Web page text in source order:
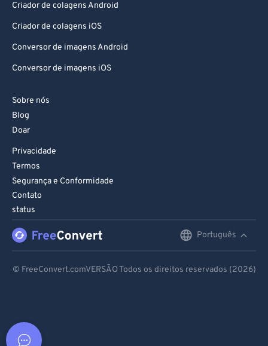
Criador de colagens Android
Criador de colagens iOS
Conversor de imagens Android
Conversor de imagens iOS
Sobre nós
Blog
Doar
Privacidade
Termos
Segurança e Conformidade
Contato
status
Português
© FreeConvert.comVERSÃO Todos os direitos reservados (2026)